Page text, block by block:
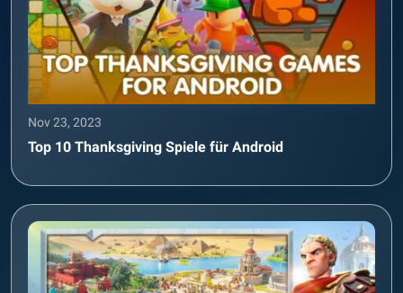
Nov 23, 2023
Top 10 Thanksgiving Spiele für Android